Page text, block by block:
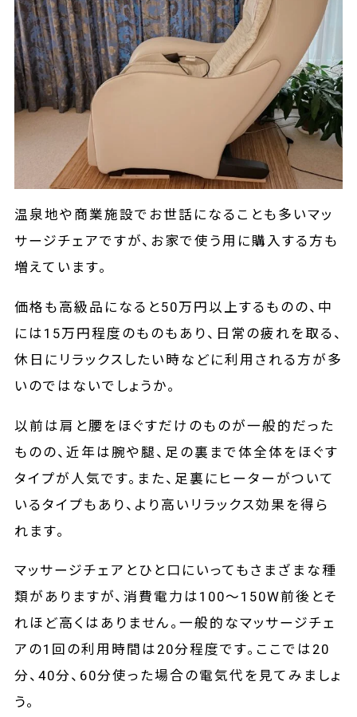
温泉地や商業施設でお世話になることも多いマッ
サージチェアですが、お家で使う用に購入する方も
増えています。
価格も高級品になると50万円以上するものの、中
には15万円程度のものもあり、日常の疲れを取る、
休日にリラックスしたい時などに利用される方が多
いのではないでしょうか。
以前は肩と腰をほぐすだけのものが一般的だった
ものの、近年は腕や腿、足の裏まで体全体をほぐす
タイプが人気です。また、足裏にヒーターがついて
いるタイプもあり、より高いリラックス効果を得ら
れます。
マッサージチェアとひと口にいってもさまざまな種
類がありますが、消費電力は100～150W前後とそ
れほど高くはありません。一般的なマッサージチェ
アの1回の利用時間は20分程度です。ここでは20
分、40分、60分使った場合の電気代を見てみましょ
う。